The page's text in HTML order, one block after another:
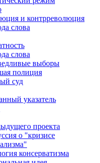
и контрреволюция
слова
слова
выборы
полиция
суд
указатель
проекта
о "кризисе
консерватизма